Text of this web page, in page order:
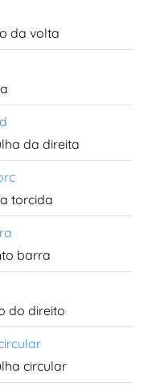
da volta
da direita
torcida
barra
do direito
circular